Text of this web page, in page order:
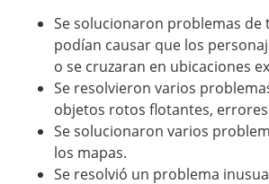
Se solucionaron problemas de
podían causar que los
o se cruzaran en ubicaciones
Se resolvieron varios
objetos rotos flotantes,
Se solucionaron varios
los mapas.
Se resolvió un problema